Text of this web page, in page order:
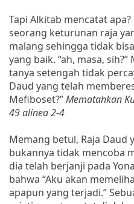
Tapi Alkitab mencatat
seorang keturunan raja
malang sehingga tidak
yang baik. “ah, masa,
tanya setengah tidak
Daud yang telah
Mefiboset?”Mematahkan
49 alinea 2-4
Memang betul, Raja Daud
bukannya tidak mencoba
dia telah berjanji pada
bahwa “Aku akan
apapun yang terjadi.”